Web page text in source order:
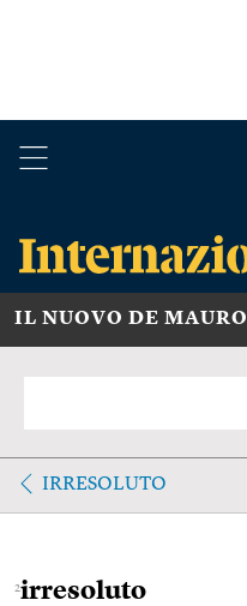
IL NUOVO DE MAURO
IRRESOLUTO
2irresoluto